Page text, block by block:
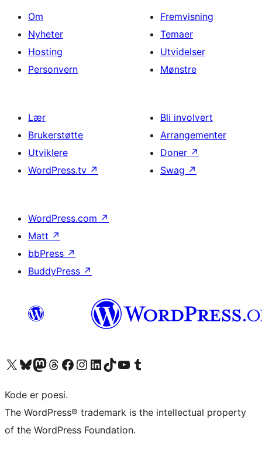
Om
Nyheter
Hosting
Personvern
Fremvisning
Temaer
Utvidelser
Mønstre
Lær
Brukerstøtte
Utviklere
WordPress.tv ↗
Bli involvert
Arrangementer
Doner ↗
Swag ↗
WordPress.com ↗
Matt ↗
bbPress ↗
BuddyPress ↗
Besøk vår konto på X Visit our Bluesky account
Besøk vår Mastodon-konto
Visit our Threads account
Besøk vår Facebook-sideBesøk vår Instagram-konto
Besøk vår LinkedIn-konto
Visit our TikTok account
Visit our YouTube channel
Visit our Tumblr account
Kode er poesi.
The WordPress® trademark is the intellectual property
of the WordPress Foundation.